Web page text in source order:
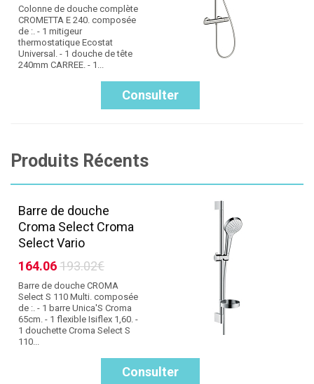
Colonne de douche complète
CROMETTA E 240. composée
de :. - 1 mitigeur
thermostatique Ecostat
Universal. - 1 douche de tête
240mm CARREE. - 1...
Consulter
Produits Récents
Barre de douche
Croma Select Croma
Select Vario
164.06193.02€
Barre de douche CROMA
Select S 110 Multi. composée
de :. - 1 barre Unica'S Croma
65cm. - 1 flexible Isiflex 1,60. -
1 douchette Croma Select S
110...
Consulter